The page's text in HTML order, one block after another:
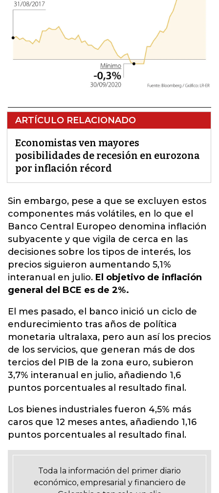
ARTÍCULO RELACIONADO
Economistas ven mayores
posibilidades de recesión en eurozona
por inflación récord
Sin embargo, pese a que se excluyen estos
componentes más volátiles, en lo que el
Banco Central Europeo denomina inflación
subyacente y que vigila de cerca en las
decisiones sobre los tipos de interés, los
precios siguieron aumentando 5,1%
interanual en julio. El objetivo de inflación
general del BCE es de 2%.
El mes pasado, el banco inició un ciclo de
endurecimiento tras años de política
monetaria ultralaxa, pero aun así los precios
de los servicios, que generan más de dos
tercios del PIB de la zona euro, subieron
3,7% interanual en julio, añadiendo 1,6
puntos porcentuales al resultado final.
Los bienes industriales fueron 4,5% más
caros que 12 meses antes, añadiendo 1,16
puntos porcentuales al resultado final.
Toda la información del primer diario
económico, empresarial y financiero de